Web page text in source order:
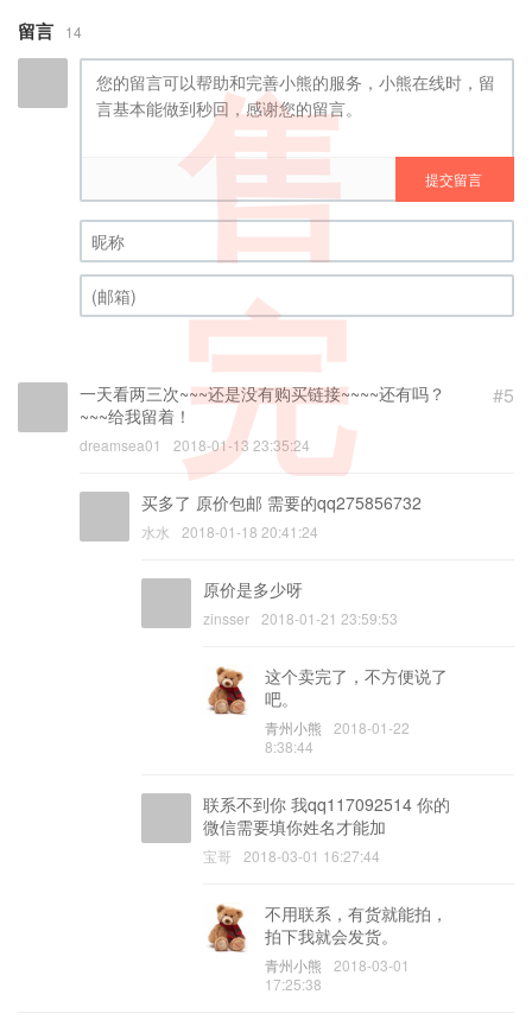
留言 14
提交留言
昵称 (必填)
#5
一天看两三次~~~还是没有购买链接~~~~还有吗？
~~~给我留着！
dreamsea01 2018-01-13 23:35:24
买多了 原价包邮 需要的qq275856732
水水 2018-01-18 20:41:24
原价是多少呀
zinsser 2018-01-21 23:59:53
这个卖完了，不方便说了
吧。
青州小熊
2018-01-22
8:38:44
联系不到你 我qq117092514 你的
微信需要填你姓名才能加
宝哥 2018-03-01 16:27:44
不用联系，有货就能拍，
拍下我就会发货。
青州小熊
2018-03-01
17:25:38
售
完